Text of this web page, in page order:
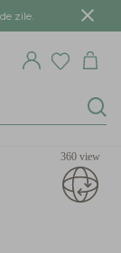
zile.
360 view